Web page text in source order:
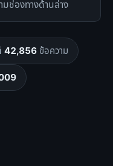
ช่องทางด้านล่าง
42,856ข้อความ